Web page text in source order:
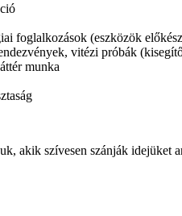
foglalkozások (eszközök
vitézi próbák
munka
akik szívesen szánják idejüket